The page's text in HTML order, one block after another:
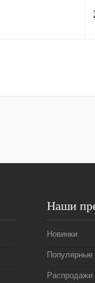
Наши
Новинки
Популярные
Распродажи